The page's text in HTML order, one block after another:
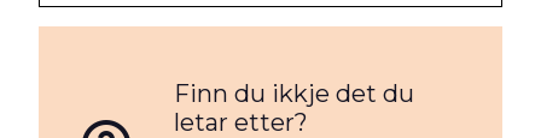
Finn du ikkje det du
letar etter?